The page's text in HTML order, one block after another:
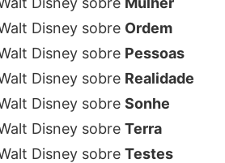
Disney sobre Ordem
Disney sobre Pessoas
Disney sobre Realidade
Disney sobre Sonhe
Disney sobre Terra
Disney sobre Testes